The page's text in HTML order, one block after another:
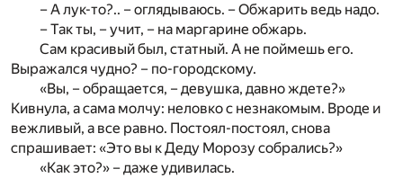
– А лук-то?.. – оглядываюсь. – Обжарить ведь надо.
– Так ты, – учит, – на маргарине обжарь.
Сам красивый был, статный. А не поймешь его.
Выражался чудно? – по-городскому.
«Вы, – обращается, – девушка, давно ждете?»
Кивнула, а сама молчу: неловко с незнакомым. Вроде и
вежливый, а все равно. Постоял-постоял, снова
спрашивает: «Это вы к Деду Морозу собрались?»
«Как это?» – даже удивилась.